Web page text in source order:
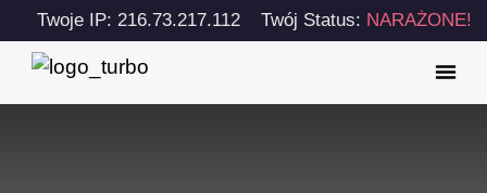
Twoje IP: 216.73.217.112 Twój Status: NARAŻONE!